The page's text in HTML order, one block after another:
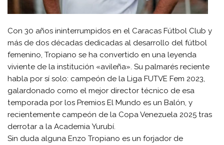
Con 30 años ininterrumpidos en el Caracas Fútbol Club y
más de dos décadas dedicadas al desarrollo del fútbol
femenino, Tropiano se ha convertido en una leyenda
viviente de la institución «avileña». Su palmarés reciente
habla por sí solo: campeón de la Liga FUTVE Fem 2023,
galardonado como el mejor director técnico de esa
temporada por los Premios El Mundo es un Balón, y
recientemente campeón de la Copa Venezuela 2025 tras
derrotar a la Academia Yurubí.
Sin duda alguna Enzo Tropiano es un forjador de